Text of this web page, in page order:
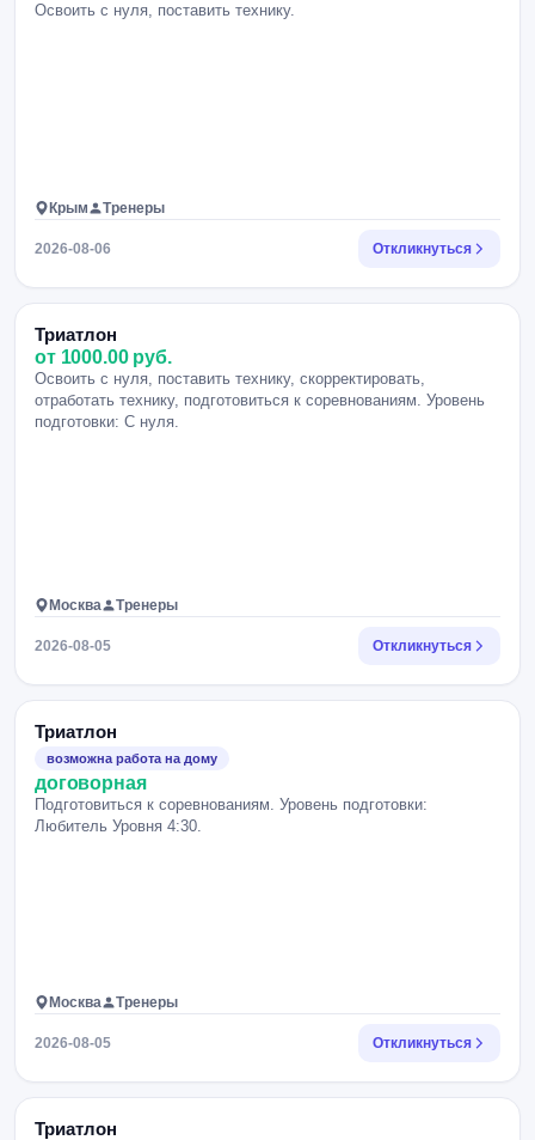
Освоить с нуля, поставить технику.
Крым Тренеры
2026-08-06 Откликнуться
Триатлон
от 1000.00 руб.
Освоить с нуля, поставить технику, скорректировать,
отработать технику, подготовиться к соревнованиям. Уровень
подготовки: С нуля.
Москва Тренеры
2026-08-05 Откликнуться
Триатлон
возможна работа на дому
договорная
Подготовиться к соревнованиям. Уровень подготовки:
Любитель Уровня 4:30.
Москва Тренеры
2026-08-05 Откликнуться
Триатлон